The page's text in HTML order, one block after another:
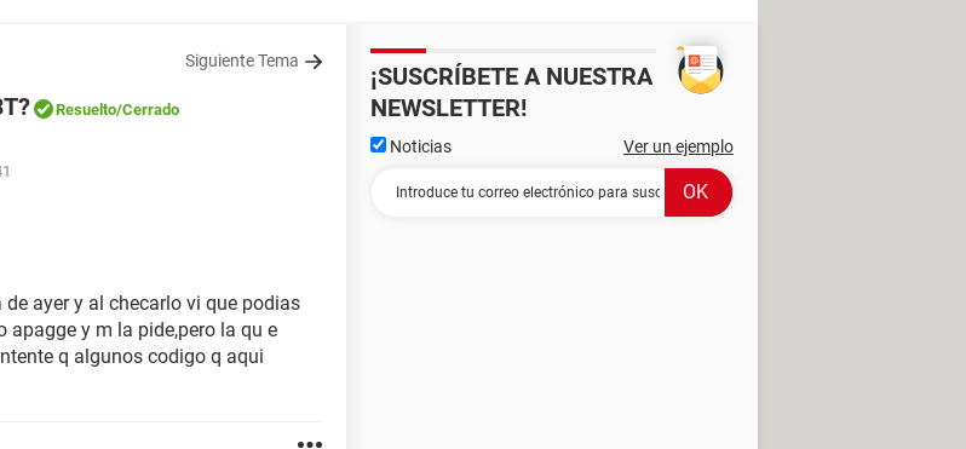
Siguiente Tema
Resuelto/Cerrado
ayer y al checarlo vi que podias
apagge y m la pide,pero la qu e
q algunos codigo q aqui
¡SUSCRÍBETE A NUESTRA
NEWSLETTER!
Noticias Ver un ejemplo